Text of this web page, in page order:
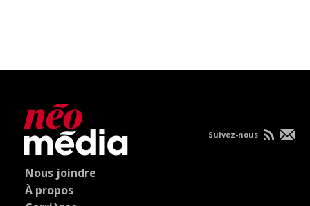
Nous joindre
À propos
Suivez-nous